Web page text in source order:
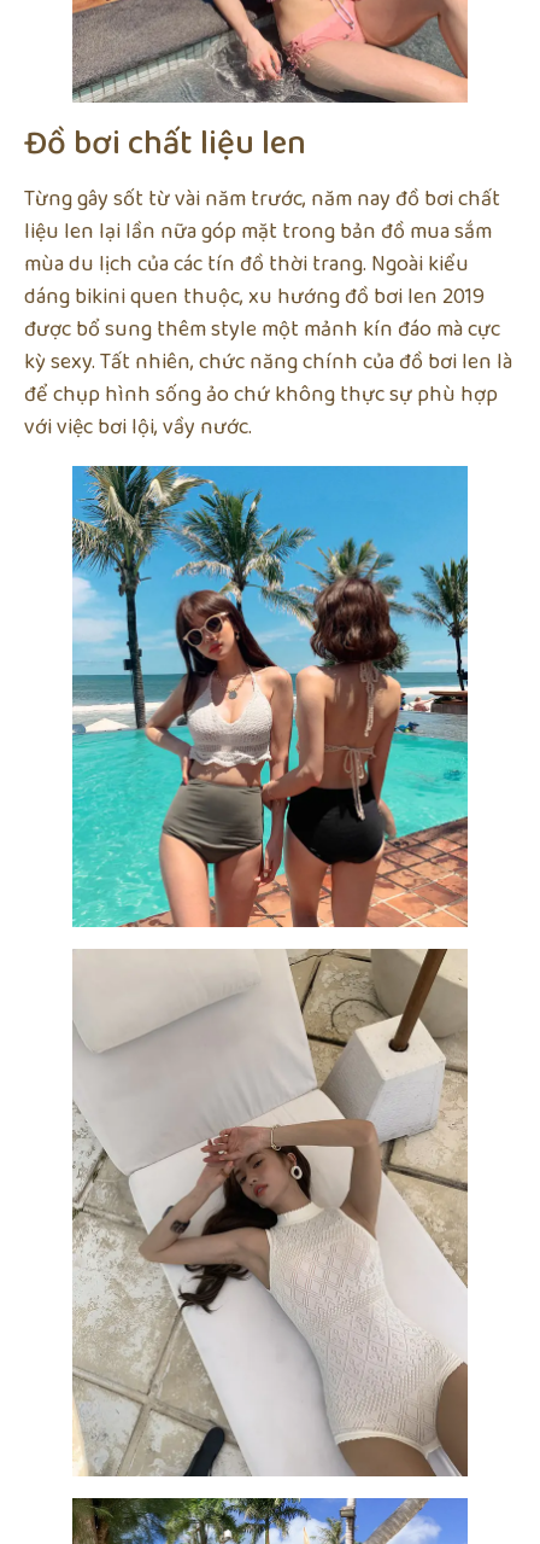
Đồ bơi chất liệu len
Từng gây sốt từ vài năm trước, năm nay đồ bơi chất
liệu len lại lần nữa góp mặt trong bản đồ mua sắm
mùa du lịch của các tín đồ thời trang. Ngoài kiểu
dáng bikini quen thuộc, xu hướng đồ bơi len 2019
được bổ sung thêm style một mảnh kín đáo mà cực
kỳ sexy. Tất nhiên, chức năng chính của đồ bơi len là
để chụp hình sống ảo chứ không thực sự phù hợp
với việc bơi lội, vầy nước.